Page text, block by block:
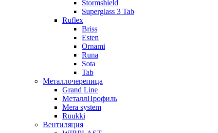
Stormshield
Superglass 3 Tab
Ruflex
Briss
Esten
Ornami
Runa
Sota
Tab
Металлочерепица
Grand Line
МеталлПрофиль
Mera system
Ruukki
Вентиляция